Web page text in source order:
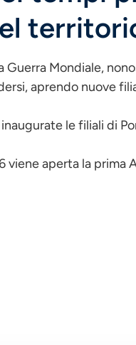
Guerra Mondiale,
aprendo nuove
le filiali di
viene aperta la prima